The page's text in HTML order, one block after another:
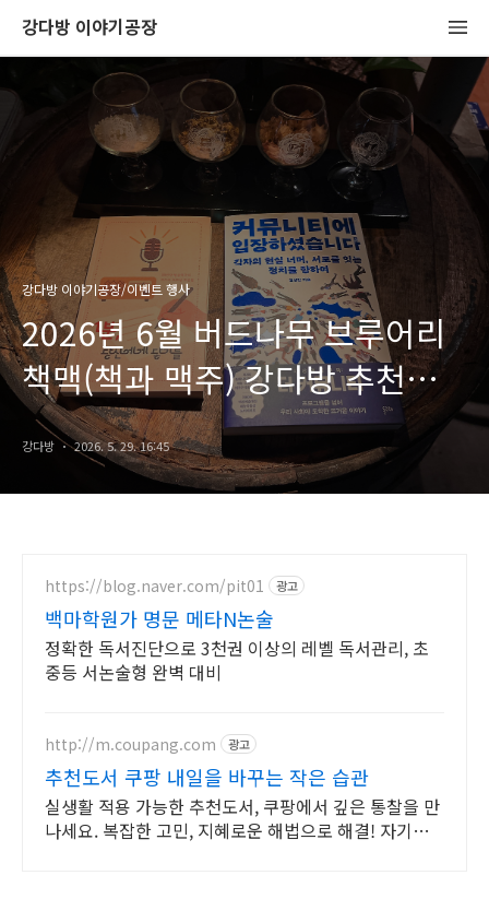
강다방 이야기공장
강다방 이야기공장/이벤트 행사
2026년 6월 버드나무 브루어리
책맥(책과 맥주) 강다방 추천
도서
강다방 2026. 5. 29. 16:45
https://blog.naver.com/pit01 광고
백마학원가 명문 메타N논술
정확한 독서진단으로 3천권 이상의 레벨 독서관리, 초
중등 서논술형 완벽 대비
http://m.coupang.com 광고
추천도서 쿠팡 내일을 바꾸는 작은 습관
실생활 적용 가능한 추천도서, 쿠팡에서 깊은 통찰을 만
나세요. 복잡한 고민, 지혜로운 해법으로 해결! 자기계